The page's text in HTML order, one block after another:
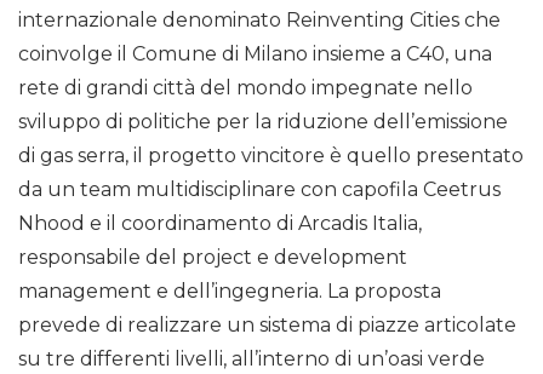
internazionale denominato Reinventing Cities che
coinvolge il Comune di Milano insieme a C40, una
rete di grandi città del mondo impegnate nello
sviluppo di politiche per la riduzione dell’emissione
di gas serra, il progetto vincitore è quello presentato
da un team multidisciplinare con capofila Ceetrus
Nhood e il coordinamento di Arcadis Italia,
responsabile del project e development
management e dell’ingegneria. La proposta
prevede di realizzare un sistema di piazze articolate
su tre differenti livelli, all’interno di un’oasi verde